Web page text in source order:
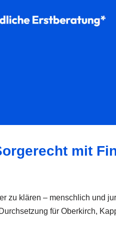
mit
zu klären – menschlich und
für Oberkirch,